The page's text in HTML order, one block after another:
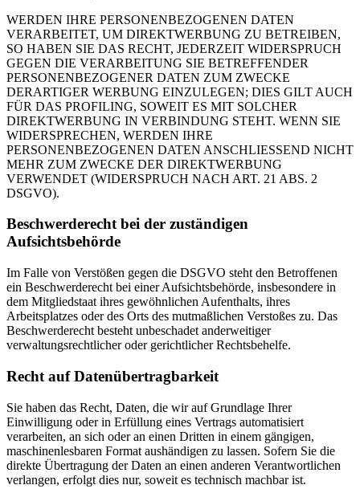
WERDEN IHRE PERSONENBEZOGENEN DATEN
VERARBEITET, UM DIREKTWERBUNG ZU BETREIBEN,
SO HABEN SIE DAS RECHT, JEDERZEIT WIDERSPRUCH
GEGEN DIE VERARBEITUNG SIE BETREFFENDER
PERSONENBEZOGENER DATEN ZUM ZWECKE
DERARTIGER WERBUNG EINZULEGEN; DIES GILT AUCH
FÜR DAS PROFILING, SOWEIT ES MIT SOLCHER
DIREKTWERBUNG IN VERBINDUNG STEHT. WENN SIE
WIDERSPRECHEN, WERDEN IHRE
PERSONENBEZOGENEN DATEN ANSCHLIESSEND NICHT
MEHR ZUM ZWECKE DER DIREKTWERBUNG
VERWENDET (WIDERSPRUCH NACH ART. 21 ABS. 2
DSGVO).
Beschwerderecht bei der zuständigen
Aufsichtsbehörde
Im Falle von Verstößen gegen die DSGVO steht den Betroffenen
ein Beschwerderecht bei einer Aufsichtsbehörde, insbesondere in
dem Mitgliedstaat ihres gewöhnlichen Aufenthalts, ihres
Arbeitsplatzes oder des Orts des mutmaßlichen Verstoßes zu. Das
Beschwerderecht besteht unbeschadet anderweitiger
verwaltungsrechtlicher oder gerichtlicher Rechtsbehelfe.
Recht auf Datenübertragbarkeit
Sie haben das Recht, Daten, die wir auf Grundlage Ihrer
Einwilligung oder in Erfüllung eines Vertrags automatisiert
verarbeiten, an sich oder an einen Dritten in einem gängigen,
maschinenlesbaren Format aushändigen zu lassen. Sofern Sie die
direkte Übertragung der Daten an einen anderen Verantwortlichen
verlangen, erfolgt dies nur, soweit es technisch machbar ist.